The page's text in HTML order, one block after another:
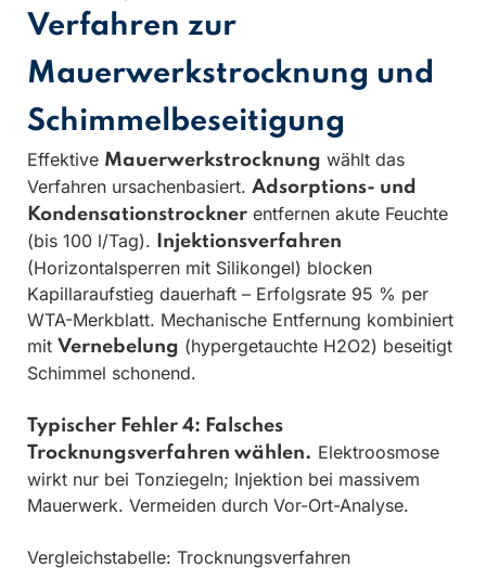
Verfahren zur
Mauerwerkstrocknung und
Schimmelbeseitigung
Effektive Mauerwerkstrocknung wählt das
Verfahren ursachenbasiert. Adsorptions- und
Kondensationstrockner entfernen akute Feuchte
(bis 100 l/Tag).
Injektionsverfahren
(Horizontalsperren mit Silikongel) blocken
Kapillaraufstieg dauerhaft – Erfolgsrate 95 % per
WTA-Merkblatt. Mechanische Entfernung kombiniert
mit Vernebelung (hypergetauchte H2O2) beseitigt
Schimmel schonend.
Typischer Fehler 4: Falsches
Trocknungsverfahren wählen. Elektroosmose
wirkt nur bei Tonziegeln; Injektion bei massivem
Mauerwerk. Vermeiden durch Vor-Ort-Analyse.
Vergleichstabelle: Trocknungsverfahren